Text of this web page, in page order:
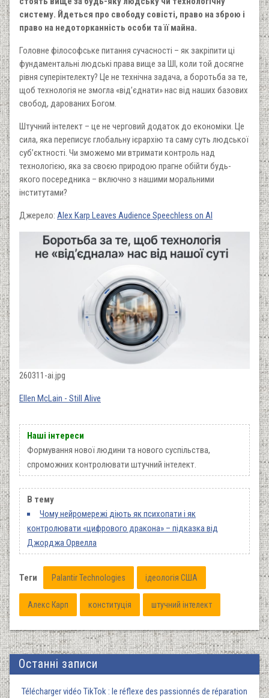
систему. Йдеться про свободу совісті, право на зброю і
право на недоторканність особи та її майна.
Головне філософське питання сучасності – як закріпити ці
фундаментальні людські права вище за ШІ, коли той досягне
рівня суперінтелекту? Це не технічна задача, а боротьба за те,
щоб технологія не змогла «від’єднати» нас від наших базових
свобод, дарованих Богом.
Штучний інтелект – це не черговий додаток до економіки. Це
сила, яка переписує глобальну ієрархію та саму суть людської
суб’єктності. Чи зможемо ми втримати контроль над
технологією, яка за своєю природою прагне обійти будь-
якого посередника – включно з нашими моральними
інститутами?
Джерело: Alex Karp Leaves Audience Speechless on AI
260311-ai.jpg
Ellen McLain - Still Alive
Наші інтереси
Формування нової людини та нового суспільства,
спроможних контролювати штучний інтелект.
В тему
Чому нейромережі діють як психопати і як
контролювати «цифрового дракона» – підказка від
Джорджа Орвелла
Теги Palantir Technologies ідеологія США
Алекс Карп конституція штучний інтелект
Останні записи
Télécharger vidéo TikTok : le réflexe des passionnés de réparation